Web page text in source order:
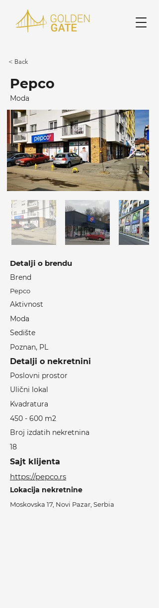
< Back
Pepco
Moda
Detalji o brendu
Brend
Pepco
Aktivnost
Moda
Sedište
Poznan, PL
Detalji o nekretnini
Poslovni prostor
Ulični lokal
Kvadratura
450 - 600 m2
Broj izdatih nekretnina
18
Sajt klijenta
https://pepco.rs
Lokacija nekretnine
Moskovska 17, Novi Pazar, Serbia